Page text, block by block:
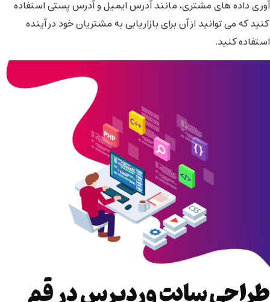
آوری داده های مشتری، مانند آدرس ایمیل و آدرس پستی استفاده
کنید که می توانید از آن برای بازاریابی به مشتریان خود در آینده
استفاده کنید.
طراحی سایت وردپرس در قم